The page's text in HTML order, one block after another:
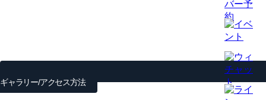
ギャラリー/アクセス方法